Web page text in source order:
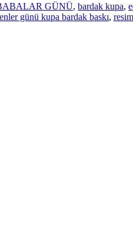
GÜNÜ, bardak kupa,
günü kupa bardak baskı,